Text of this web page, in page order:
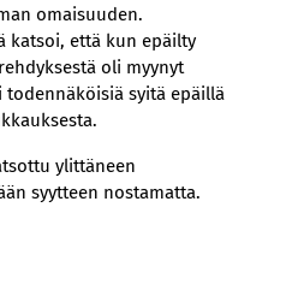
omaisuuden.
katsoi, että kun epäilty
oli myynyt
syitä epäillä
ylittäneen
syytteen nostamatta.